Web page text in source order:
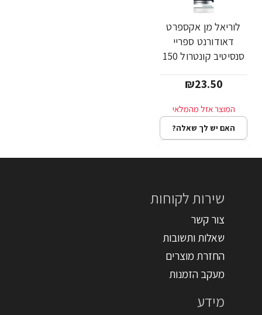
לוריאל מן אקספרט
דאודורנט ספריי
סנסיטיב קונטרול 150
₪23.50
האם יש לך שאלה?
שירות לקוחות
צור קשר
שאלות ותשובות
החזרת מוצרים
מעקב הזמנות
מידע